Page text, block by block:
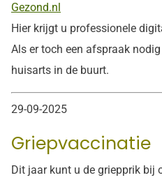
Gezond.nl
Hier krijgt u professionele
Als er toch een afspraak
huisarts in de buurt.
29-09-2025
Griepvaccinatie
Dit jaar kunt u de griepprik bij